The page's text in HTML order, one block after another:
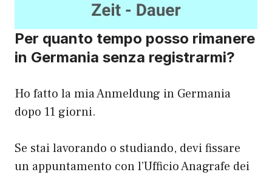
Per quanto tempo posso rimanere
in Germania senza registrarmi?
Ho fatto la mia Anmeldung in Germania
dopo 11 giorni.
Se stai lavorando o studiando, devi fissare
un appuntamento con l’Ufficio Anagrafe dei